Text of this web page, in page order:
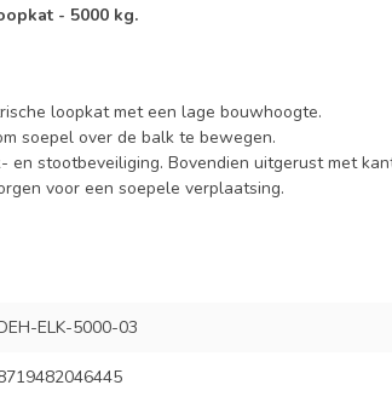
- 5000 kg.
loopkat met een lage bouwhoogte.
soepel over de balk te bewegen.
stootbeveiliging. Bovendien uitgerust met
voor een soepele verplaatsing.
ELK-5000-03